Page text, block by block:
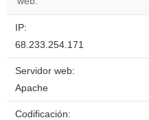
IP:
68.233.254.171
Servidor web:
Apache
Codificación: